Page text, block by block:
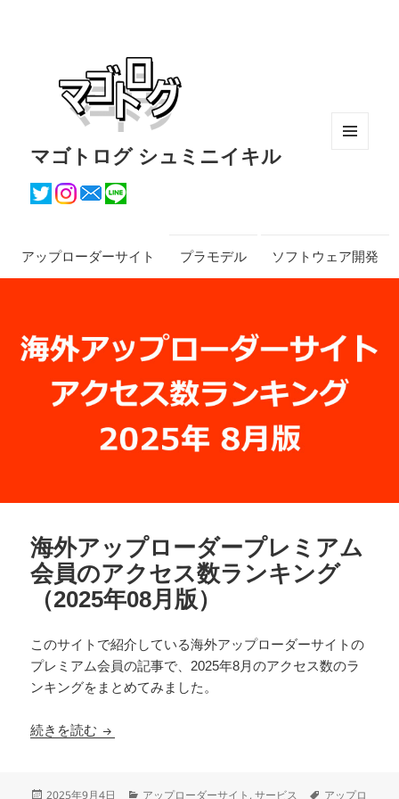
マゴトログ シュミニイキル
アップローダーサイト プラモデル ソフトウェア開発
海外アップローダープレミアム
会員のアクセス数ランキング
（2025年08月版）
このサイトで紹介している海外アップローダーサイトの
プレミアム会員の記事で、2025年8月のアクセス数のラ
ンキングをまとめてみました。
続きを読む 海外アップローダープレミアム会員のアクセス
投
2025年9月4日 カ
アップローダーサイト ,サービス タ
アップロ